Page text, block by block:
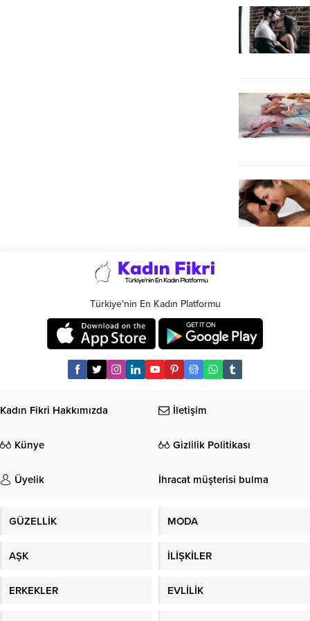
Türkiye'nin En Kadın Platformu
Kadın Fikri Hakkımızda İletişim
Künye Gizlilik Politikası
Üyelik İhracat müşterisi bulma
GÜZELLİK MODA
AŞK İLİŞKİLER
ERKEKLER EVLİLİK